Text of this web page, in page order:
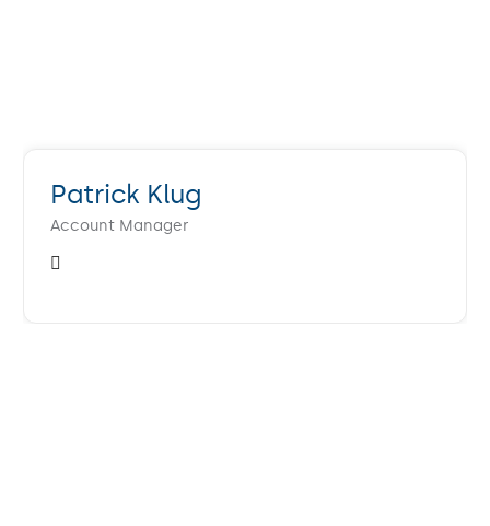
Patrick Klug
Account Manager